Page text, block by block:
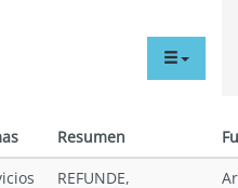
menu
Resumen
REFUNDE,